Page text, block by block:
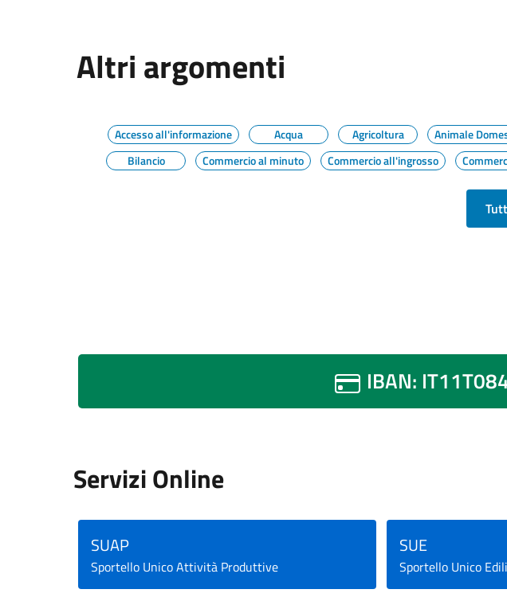
Altri argomenti
Accesso all'informazione Acqua Agricoltura Animale
Bilancio
Commercio al minuto Commercio all'ingrosso
IBAN:
Servizi Online
SUAP
Sportello Unico Attività Produttive
SUE
Sportello Unico